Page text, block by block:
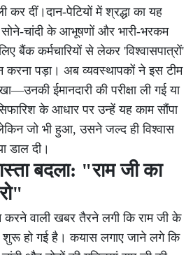
दीं।दान-पेटियों में श्रद्धा का यह
चांदी के आभूषणों और भारी-भरकम
बैंक कर्मचारियों से लेकर 'विश्वासपात्रों'
करना पड़ा। अब व्यवस्थापकों ने इस टीम
ईमानदारी की परीक्षा ली गई या
के आधार पर उन्हें यह काम सौंपा
जो भी हुआ, उसने जल्द ही विश्वास
डाल दी।
बदला: "राम जी का
करने वाली खबर तैरने लगी कि राम जी के
शुरू हो गई है। कयास लगाए जाने लगे कि